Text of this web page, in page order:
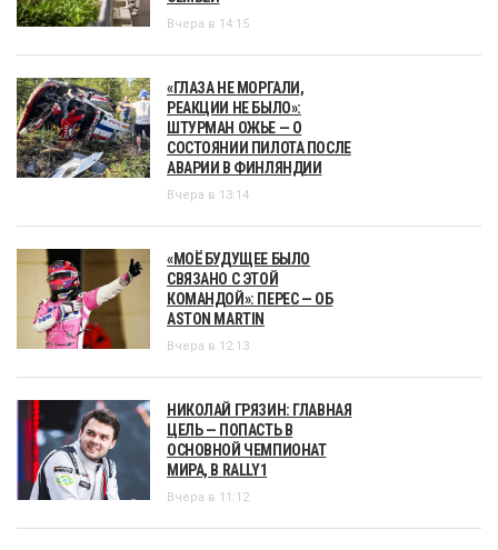
Вчера в 14:15
«ГЛАЗА НЕ МОРГАЛИ,
РЕАКЦИИ НЕ БЫЛО»:
ШТУРМАН ОЖЬЕ — О
СОСТОЯНИИ ПИЛОТА ПОСЛЕ
АВАРИИ В ФИНЛЯНДИИ
Вчера в 13:14
«МОЁ БУДУЩЕЕ БЫЛО
СВЯЗАНО С ЭТОЙ
КОМАНДОЙ»: ПЕРЕС — ОБ
ASTON MARTIN
Вчера в 12:13
НИКОЛАЙ ГРЯЗИН: ГЛАВНАЯ
ЦЕЛЬ — ПОПАСТЬ В
ОСНОВНОЙ ЧЕМПИОНАТ
МИРА, В RALLY1
Вчера в 11:12